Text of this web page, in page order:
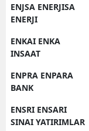
ENJSA ENERJISA
ENERJI
ENKAI ENKA
INSAAT
ENPRA ENPARA
BANK
ENSRI ENSARI
SINAI YATIRIMLAR